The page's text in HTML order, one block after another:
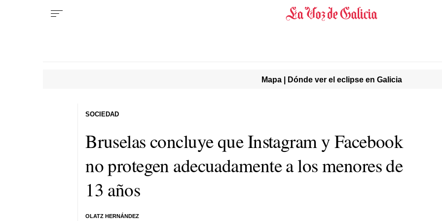
Mapa | Dónde ver el eclipse en Galicia
Bruselas concluye que Instagram y Facebook
no protegen adecuadamente a los menores de
13 años
OLATZ HERNÁNDEZ
SOCIEDAD